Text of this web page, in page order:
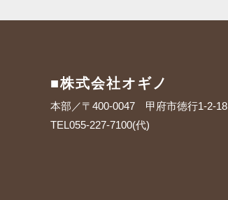
■株式会社オギノ
本部／〒400-0047 甲府市徳行1-2-18
TEL055-227-7100(代)